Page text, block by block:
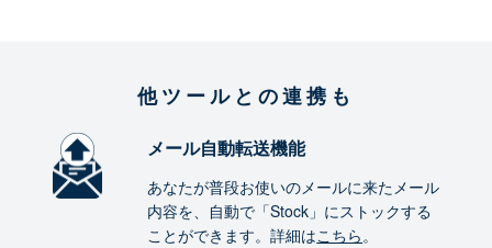
他ツールとの連携も
メール自動転送機能
あなたが普段お使いのメールに来たメール
内容を、自動で「Stock」にストックする
ことができます。詳細はこちら。